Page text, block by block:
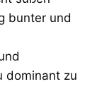
bunter und
dominant zu